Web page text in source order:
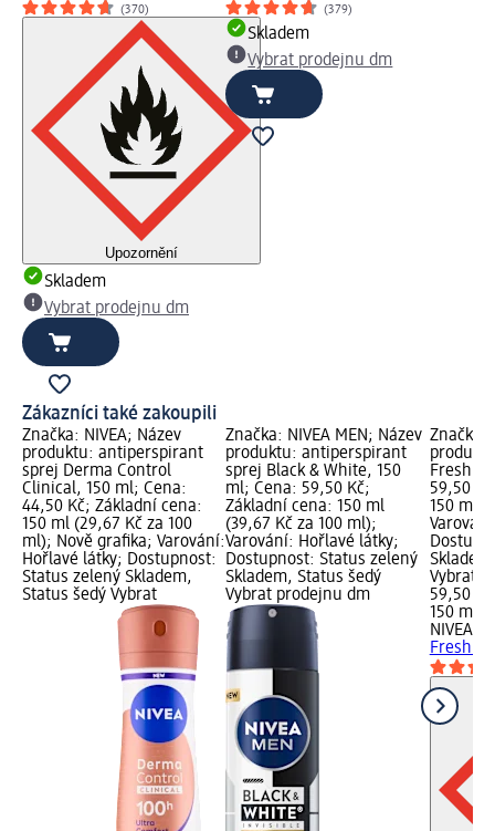
(370)
Upozornění
Skladem
Vybrat prodejnu dm
(379)
Skladem
Vybrat prodejnu dm
Zákazníci také zakoupili
Značka: NIVEA; Název
produktu: antiperspirant
sprej Derma Control
Clinical, 150 ml; Cena:
44,50 Kč; Základní cena:
150 ml (29,67 Kč za 100
ml); Nově grafika; Varování:
Hořlavé látky; Dostupnost:
Status zelený Skladem,
Status šedý Vybrat
Značka: NIVEA MEN; Název
produktu: antiperspirant
sprej Black & White, 150
ml; Cena: 59,50 Kč;
Základní cena: 150 ml
(39,67 Kč za 100 ml);
Varování: Hořlavé látky;
Dostupnost: Status zelený
Skladem, Status šedý
Vybrat prodejnu dm
Značka:
Fresh
59,50
150 ml
Vybrat
59,50 Kč
150 ml
NIVEA
Fresh